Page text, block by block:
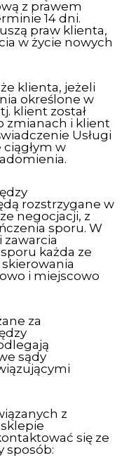
z prawem
14 dni.
praw klienta,
w życie nowych
klienta, jeżeli
określone w
klient został
zmianach i klient
Usługi
w
rozstrzygane w
negocjacji, z
sporu. W
każda ze
i miejscowo
za
sądy
z
się ze
sposób: